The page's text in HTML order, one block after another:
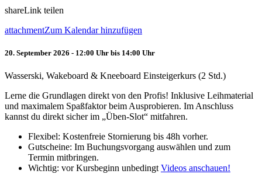
shareLink teilen
attachmentZum Kalendar hinzufügen
20. September 2026 - 12:00 Uhr bis 14:00 Uhr
Wasserski, Wakeboard & Kneeboard Einsteigerkurs (2 Std.)
Lerne die Grundlagen direkt von den Profis! Inklusive Leihmaterial
und maximalem Spaßfaktor beim Ausprobieren. Im Anschluss
kannst du direkt sicher im „Üben-Slot“ mitfahren.
Flexibel: Kostenfreie Stornierung bis 48h vorher.
Gutscheine: Im Buchungsvorgang auswählen und zum
Termin mitbringen.
Wichtig: vor Kursbeginn unbedingt Videos anschauen!